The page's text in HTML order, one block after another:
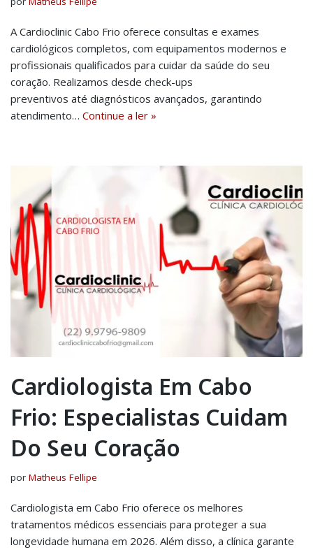
A Cardioclinic Cabo Frio oferece consultas e exames
cardiológicos completos, com equipamentos modernos e
profissionais qualificados para cuidar da saúde do seu
coração. Realizamos desde check-ups
preventivos até diagnósticos avançados, garantindo
atendimento… Continue a ler »
Cardiologista Em Cabo
Frio: Especialistas Cuidam
Do Seu Coração
por Matheus Fellipe
Cardiologista em Cabo Frio oferece os melhores
tratamentos médicos essenciais para proteger a sua
longevidade humana em 2026. Além disso, a clínica garante